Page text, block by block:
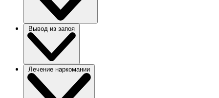
Вывод из запоя
Лечение наркомании